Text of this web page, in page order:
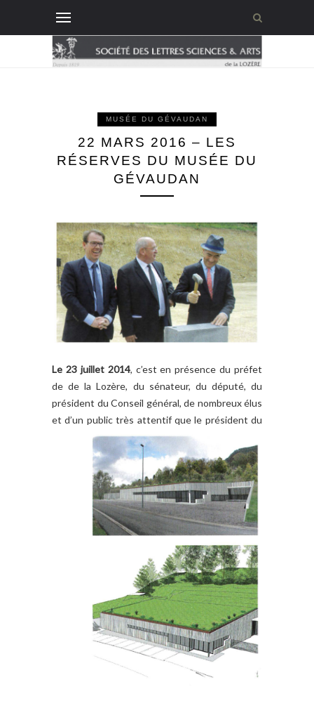
MUSÉE DU GÉVAUDAN
22 MARS 2016 – LES
RÉSERVES DU MUSÉE DU
GÉVAUDAN
Le 23 juillet 2014, c’est en présence du préfet
de de la Lozère, du sénateur, du député, du
président du Conseil général, de nombreux élus
et d’un public très attentif que le président du